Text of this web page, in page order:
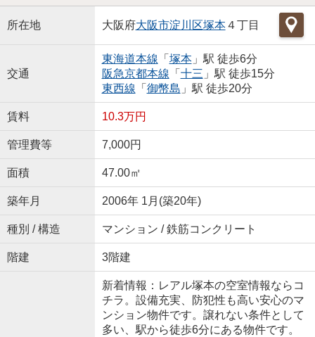
所在地 大阪府大阪市淀川区塚本４丁目
交通
東海道本線 「 塚本」駅 徒歩6分
阪急京都本線 「 十三 」駅 徒歩15分
東西線 「 御幣島 」駅 徒歩20分
賃料 10.3万円
管理費等 7,000円
面積 47.00㎡
築年月 2006年 1月(築20年)
種別 / 構造 マンション / 鉄筋コンクリート
階建 3階建
新着情報：レアル塚本の空室情報ならコ
チラ。設備充実、防犯性も高い安心のマ
ンション物件です。譲れない条件として
多い、駅から徒歩6分にある物件です。